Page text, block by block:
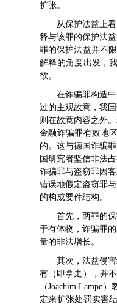
扩张。
从保护法益上
释与该罪的保护法
罪的保护法益并不
解释的角度出发，
欲。
在诈骗罪构造
过的主观故意，我
则在故意内容之外
金融诈骗罪有效地
的。这与德国诈骗
国研究者坚信非法
诈骗罪与盗窃罪因
错误地假定盗窃罪
的构成要件结构。
首先，两罪的
于有体物，诈骗罪
量的非法增长。
其次，法益侵
有（即拿走），并
（Joachim Lampe
定来扩张处罚实害